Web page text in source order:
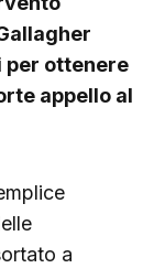
per ottenere
appello al
a